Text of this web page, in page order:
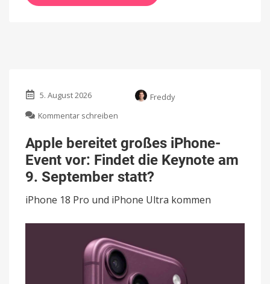
5. August 2026
Freddy
Kommentar schreiben
bereitet
großes
iPhone-
Event
vor:
Findet
9.
September
statt?
Apple bereitet großes iPhone-
Event vor: Findet die Keynote am
9. September statt?
iPhone 18 Pro und iPhone Ultra kommen